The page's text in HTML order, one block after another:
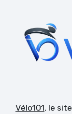
Vélo101, le